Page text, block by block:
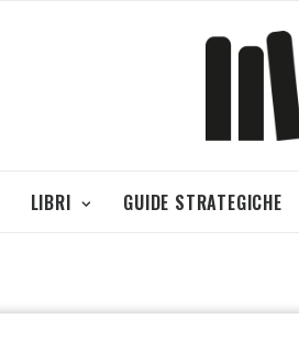
LIBRI GUIDE STRATEGICHE